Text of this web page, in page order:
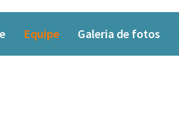
Equipe Galeria de fotos